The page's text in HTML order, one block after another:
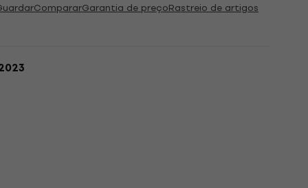
CompararGarantia de preçoRastreio de artigos